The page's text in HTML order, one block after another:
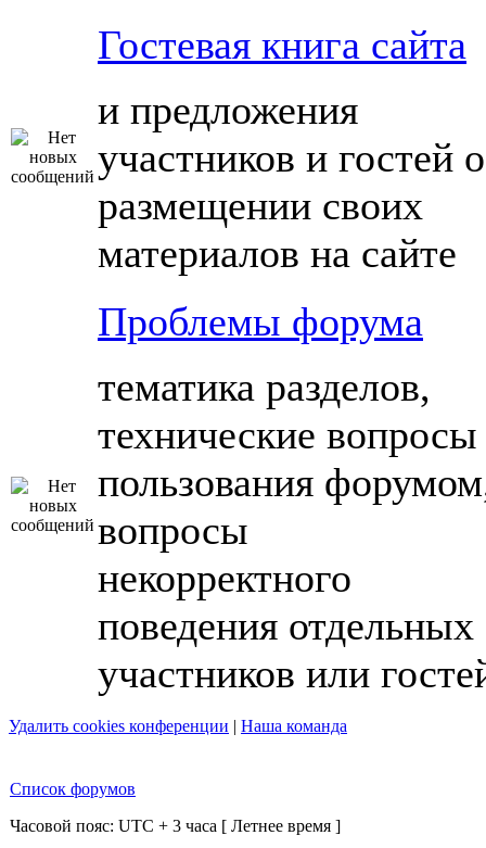
Гостевая книга сайта
и предложения
участников и гостей о
размещении своих
материалов на сайте
Проблемы форума
тематика разделов,
технические вопросы
пользования
вопросы
некорректного
поведения отдельных
участников или
Удалить cookies конференции | Наша команда
Список форумов
Часовой пояс: UTC + 3 часа [ Летнее время ]